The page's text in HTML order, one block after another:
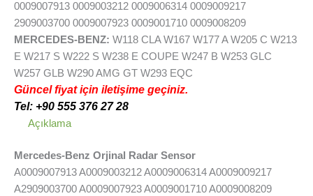
0009007913 0009003212 0009006314 0009009217
2909003700 0009007923 0009001710 0009008209
MERCEDES-BENZ: W118 CLA W167 W177 A W205 C W213
E W217 S W222 S W238 E COUPE W247 B W253 GLC
W257 GLB W290 AMG GT W293 EQC
Güncel fiyat için iletişime geçiniz.
Tel: +90 555 376 27 28
Açıklama
Mercedes-Benz Orjinal Radar Sensor
A0009007913 A0009003212 A0009006314 A0009009217
A2909003700 A0009007923 A0009001710 A0009008209